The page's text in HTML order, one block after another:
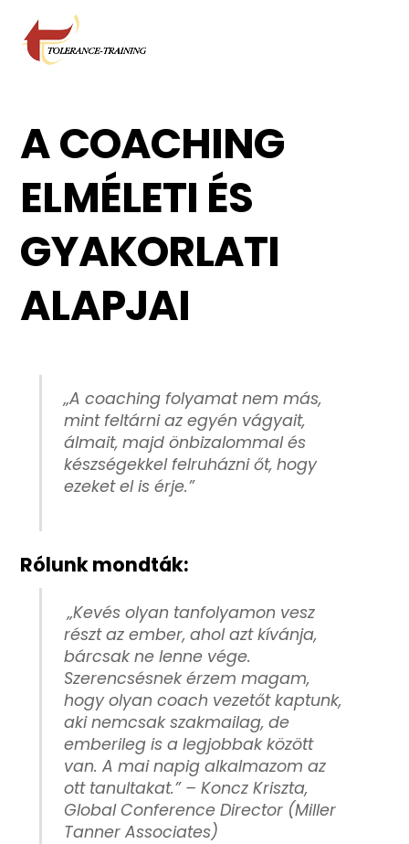
content
A COACHING
ELMÉLETI ÉS
GYAKORLATI
ALAPJAI
„A coaching folyamat nem más,
mint feltárni az egyén vágyait,
álmait, majd önbizalommal és
készségekkel felruházni őt, hogy
ezeket el is érje.”
Rólunk mondták:
„Kevés olyan tanfolyamon vesz
részt az ember, ahol azt kívánja,
bárcsak ne lenne vége.
Szerencsésnek érzem magam,
hogy olyan coach vezetőt kaptunk,
aki nemcsak szakmailag, de
emberileg is a legjobbak között
van. A mai napig alkalmazom az
ott tanultakat.” –Koncz Kriszta,
Global Conference Director (Miller
Tanner Associates)